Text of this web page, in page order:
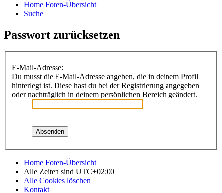
Home Foren-Übersicht
Suche
Passwort zurücksetzen
E-Mail-Adresse:
Du musst die E-Mail-Adresse angeben, die in deinem Profil
hinterlegt ist. Diese hast du bei der Registrierung angegeben
oder nachträglich in deinem persönlichen Bereich geändert.
Home Foren-Übersicht
Alle Zeiten sind UTC+02:00
Alle Cookies löschen
Kontakt